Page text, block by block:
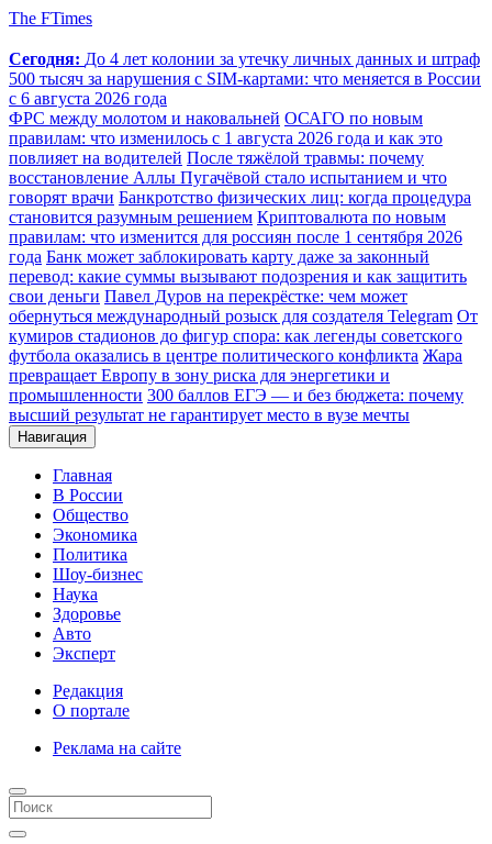
The FTimes
Сегодня: До 4 лет колонии за утечку личных данных и штраф
500 тысяч за нарушения с SIM-картами: что меняется в России
с 6 августа 2026 года
ФРС между молотом и наковальней ОСАГО по новым
правилам: что изменилось с 1 августа 2026 года и как это
повлияет на водителей После тяжёлой травмы: почему
восстановление Аллы Пугачёвой стало испытанием и что
говорят врачи Банкротство физических лиц: когда процедура
становится разумным решением Криптовалюта по новым
правилам: что изменится для россиян после 1 сентября 2026
года Банк может заблокировать карту даже за законный
перевод: какие суммы вызывают подозрения и как защитить
свои деньги Павел Дуров на перекрёстке: чем может
обернуться международный розыск для создателя Telegram От
кумиров стадионов до фигур спора: как легенды советского
футбола оказались в центре политического конфликта Жара
превращает Европу в зону риска для энергетики и
промышленности 300 баллов ЕГЭ — и без бюджета: почему
высший результат не гарантирует место в вузе мечты
Навигация
Главная
В России
Общество
Экономика
Политика
Шоу-бизнес
Наука
Здоровье
Авто
Эксперт
Редакция
О портале
Реклама на сайте